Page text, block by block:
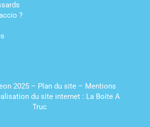
?
2025 – Plan du site – Mentions
du site internet : La Boite A
Truc